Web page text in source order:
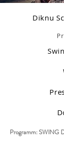
Diknu
Programm: SWING